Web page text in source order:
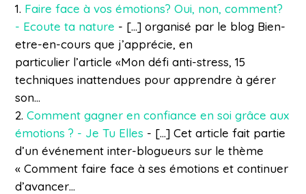
Faire face à vos émotions? Oui, non, comment?
- Ecoute ta nature - […] organisé par le blog Bien-
etre-en-cours que j’apprécie, en
particulier l’article «Mon défi anti-stress, 15
techniques inattendues pour apprendre à gérer
son…
Comment gagner en confiance en soi grâce aux
émotions ? - Je Tu Elles - […] Cet article fait partie
d’un événement inter-blogueurs sur le thème
« Comment faire face à ses émotions et continuer
d’avancer…